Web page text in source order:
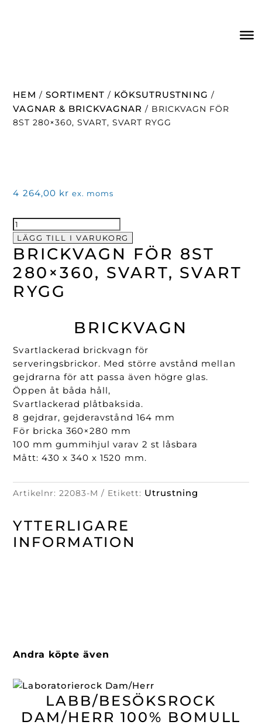
HEM / SORTIMENT / KÖKSUTRUSTNING /
VAGNAR & BRICKVAGNAR / BRICKVAGN FÖR
8ST 280×360, SVART, SVART RYGG
BRICKVAGN FÖR 8ST
280×360, SVART, SVART
RYGG
BRICKVAGN
Svartlackerad brickvagn för
serveringsbrickor. Med större avstånd mellan
gejdrarna för att passa även högre glas.
Öppen åt båda håll,
Svartlackerad plåtbaksida.
8 gejdrar, gejderavstånd 164 mm
För bricka 360×280 mm
100 mm gummihjul varav 2 st låsbara
Mått: 430 x 340 x 1520 mm.
Artikelnr:22083-M Etikett: Utrustning
YTTERLIGARE
INFORMATION
4 264,00 kr ex. moms
Brickvagn
för
8st
svart,
svart
LÄGG TILL I VARUKORG
Andra köpte även
LABB/BESÖKSROCK
DAM/HERR 100% BOMULL